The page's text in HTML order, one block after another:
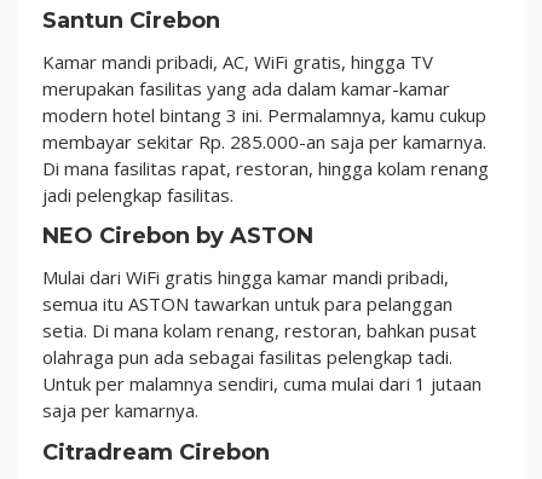
Santun Cirebon
Kamar mandi pribadi, AC, WiFi gratis, hingga TV
merupakan fasilitas yang ada dalam kamar-kamar
modern hotel bintang 3 ini. Permalamnya, kamu cukup
membayar sekitar Rp. 285.000-an saja per kamarnya.
Di mana fasilitas rapat, restoran, hingga kolam renang
jadi pelengkap fasilitas.
NEO Cirebon by ASTON
Mulai dari WiFi gratis hingga kamar mandi pribadi,
semua itu ASTON tawarkan untuk para pelanggan
setia. Di mana kolam renang, restoran, bahkan pusat
olahraga pun ada sebagai fasilitas pelengkap tadi.
Untuk per malamnya sendiri, cuma mulai dari 1 jutaan
saja per kamarnya.
Citradream Cirebon